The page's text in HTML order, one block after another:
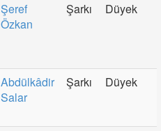
Şeref
Özkan
Şarkı Düyek
Abdülkâdir
Salar
Şarkı Düyek